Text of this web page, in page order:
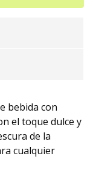
bebida con
el toque dulce y
de la
cualquier